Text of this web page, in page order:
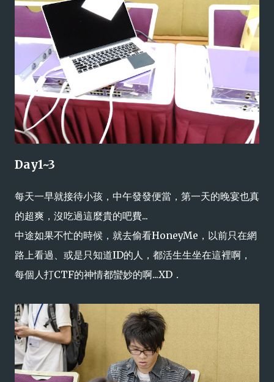
Day1~3
每天一早就接待小孩，中午發發便當，第一天的晚宴也真
的超爽，沒吃過這麼貴的吧費...
中途如果不忙的時候，就去偷看HoneyMe，以前只在網
路上看過、或是只知道ID的人，都活生生坐在這裡啊，
每個人打CTF的神情都蠻妙的啊...XD．